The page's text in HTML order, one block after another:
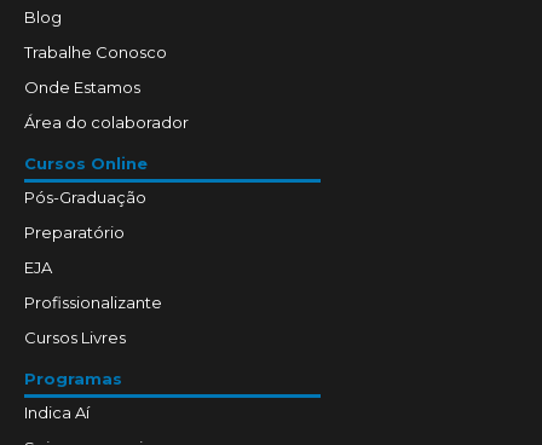
Blog
Trabalhe Conosco
Onde Estamos
Área do colaborador
Cursos Online
Pós-Graduação
Preparatório
EJA
Profissionalizante
Cursos Livres
Programas
Indica Aí